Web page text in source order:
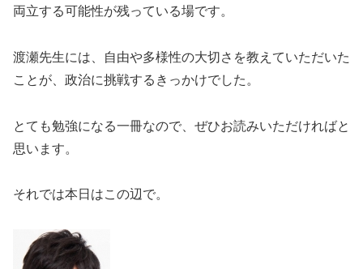
両立する可能性が残っている場です。
渡瀬先生には、自由や多様性の大切さを教えていただいた
ことが、政治に挑戦するきっかけでした。
とても勉強になる一冊なので、ぜひお読みいただければと
思います。
それでは本日はこの辺で。